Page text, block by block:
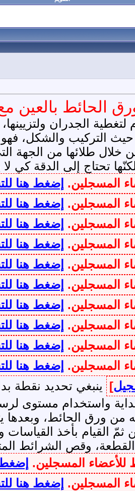
مع0547735525 هاند
الجدران
حيث التركيب والشكل،
طلائها من الجهة
تحتاج إلى الدقة كي لا
المسجلين. إضغط هنا
المسجلين. إضغط هنا
المسجلين. إضغط هنا
المسجلين. إضغط هنا
المسجلين. إضغط هنا
المسجلين. إضغط هنا
المسجلين. إضغط هنا
المسجلين. إضغط هنا
المسجلين. إضغط هنا
المسجلين. إضغط هنا
] ينبغي تحديد نقطة
واستخدام مستوى
من ورق الحائط،
القيام بأخذ
وقص الشرائط
للأعضاء المسجلين.
المسجلين. إضغط هنا